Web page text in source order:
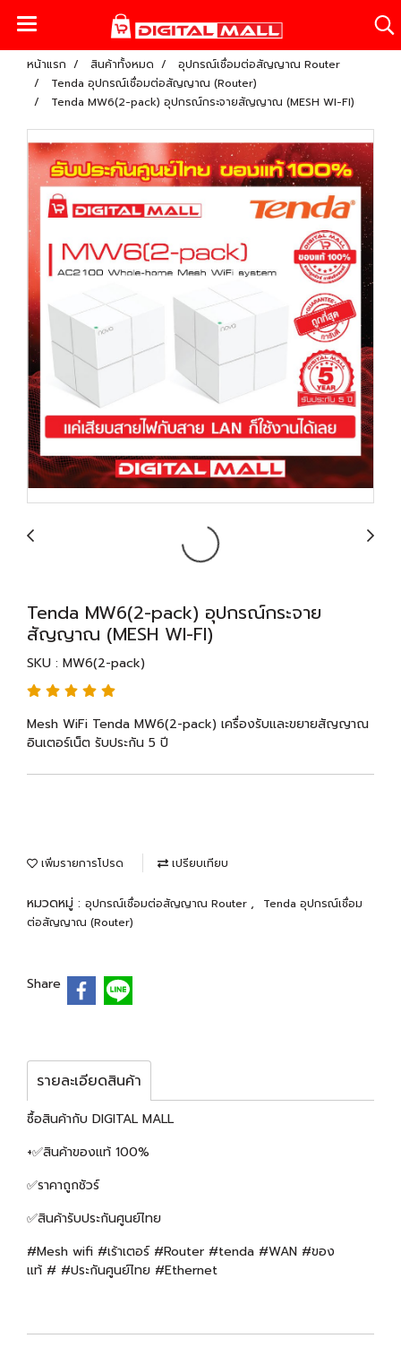
หน้าแรก สินค้าทั้งหมด
อุปกรณ์เชื่อมต่อสัญญาณ Router
Tenda อุปกรณ์เชื่อมต่อสัญญาณ (Router)
Tenda MW6(2-pack) อุปกรณ์กระจายสัญญาณ (MESH WI-FI)
Tenda MW6(2-pack) อุปกรณ์กระจาย
สัญญาณ (MESH WI-FI)
SKU : MW6(2-pack)
Mesh WiFi Tenda MW6(2-pack) เครื่องรับและขยายสัญญาณ
อินเตอร์เน็ต รับประกัน 5 ปี
เพิ่มรายการโปรด เปรียบเทียบ
หมวดหมู่ : อุปกรณ์เชื่อมต่อสัญญาณ Router ,
Tenda อุปกรณ์เชื่อม
ต่อสัญญาณ (Router)
Share
รายละเอียดสินค้า
ซื้อสินค้ากับ DIGITAL MALL
+✅สินค้าของแท้ 100%
✅ราคาถูกชัวร์
✅สินค้ารับประกันศูนย์ไทย
#Mesh wifi #เร้าเตอร์ #Router #tenda #WAN #ของ
แท้ # #ประกันศูนย์ไทย #Ethernet